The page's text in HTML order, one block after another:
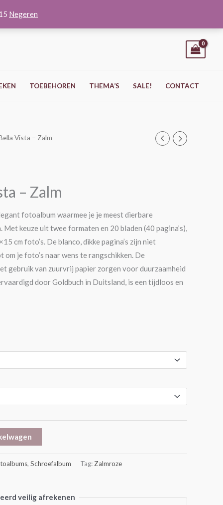
Negeren
TOEBEHOREN THEMA’S SALE! CONTACT
Vista – Zalm
– Zalm
fotoalbum waarmee je je meest dierbare
keuze uit twee formaten en 20 bladen (40 pagina’s),
cm foto’s. De blanco, dikke pagina’s zijn niet
je foto’s naar wens te rangschikken. De
gebruik van zuurvrij papier zorgen voor duurzaamheid
door Goldbuch in Duitsland, is een tijdloos en
, Schroefalbum Tag: Zalmroze
veilig afrekenen